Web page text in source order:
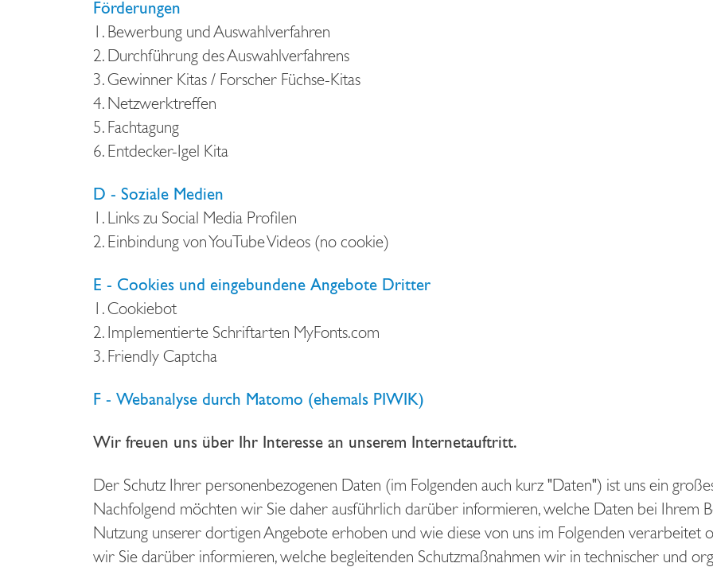
Förderungen
1. Bewerbung und Auswahlverfahren
2. Durchführung des Auswahlverfahrens
3. Gewinner Kitas / Forscher Füchse-Kitas
4. Netzwerktreffen
5. Fachtagung
6. Entdecker-Igel Kita
D - Soziale Medien
1. Links zu Social Media Profilen
2. Einbindung von YouTube Videos (no cookie)
E - Cookies und eingebundene Angebote Dritter
1. Cookiebot
2. Implementierte Schriftarten MyFonts.com
3. Friendly Captcha
F - Webanalyse durch Matomo (ehemals PIWIK)
Wir freuen uns über Ihr Interesse an unserem Internetauftritt.
Der Schutz Ihrer personenbezogenen Daten (im Folgenden auch kurz "Daten") ist uns ein
Nachfolgend möchten wir Sie daher ausführlich darüber informieren, welche Daten bei Ihrem
Nutzung unserer dortigen Angebote erhoben und wie diese von uns im Folgenden verarbeitet
wir Sie darüber informieren, welche begleitenden Schutzmaßnahmen wir in technischer und